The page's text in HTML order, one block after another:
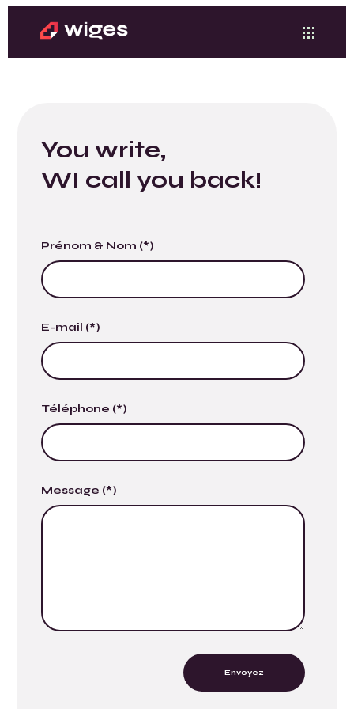
You write,
WI call you back!
Prénom & Nom (*)
E-mail (*)
Téléphone (*)
Message (*)